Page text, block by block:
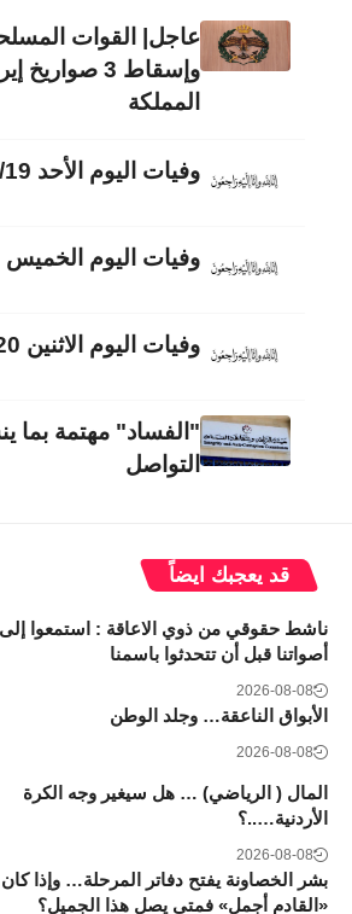
عاجل| القوات
وإسقاط 3
المملكة
وفيات اليوم الأحد 2026/7/19
وفيات اليوم الخميس 2026/7/23
وفيات اليوم الاثنين 2026/7/20
"الفساد" مهتمة بما
التواصل
قد يعجبك ايضاً
ناشط حقوقي من ذوي الاعاقة : استمعوا إلى
أصواتنا قبل أن تتحدثوا باسمنا
2026-08-08
الأبواق الناعقة… وجلد الوطن
2026-08-08
المال ( الرياضي) … هل سيغير وجه الكرة
الأردنية…..؟
2026-08-08
بشر الخصاونة يفتح دفاتر المرحلة… وإذا كان
«القادم أجمل» فمتى يصل هذا الجميل؟